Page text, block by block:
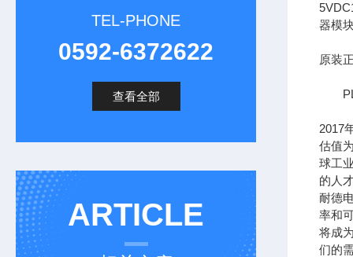
TEL-PHONE
0592-6372622
查看全部
ARTICLE
器模
原装
PLC
2017
估值
球工
的人
耐德
率和
将成
们的